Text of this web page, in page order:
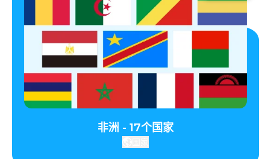
非洲 - 17个国家